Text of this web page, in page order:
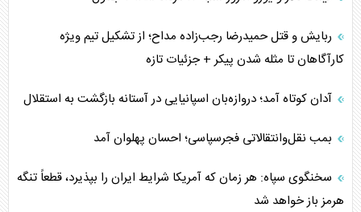
ربایش و قتل حمیدرضا رجب‌زاده مداح؛ از تشکیل تیم ویژه
کارآگاهان تا مثله شدن پیکر + جزئیات تازه
آدان کوتاه آمد؛ دروازه‌بان اسپانیایی در آستانه بازگشت به استقلال
بمب نقل‌وانتقالاتی فجرسپاسی؛ احسان پهلوان آمد
سخنگوی سپاه: هر زمان که آمریکا شرایط ایران را بپذیرد، قطعاً تنگه
هرمز باز خواهد شد